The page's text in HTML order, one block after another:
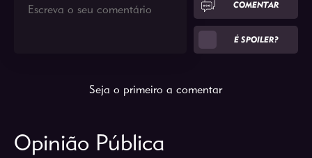
COMENTAR
É SPOILER?
Seja o primeiro a comentar
Opinião Pública